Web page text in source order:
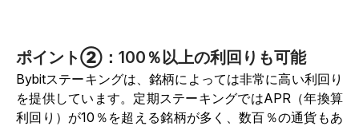
ポイント②：100％以上の利回りも可能
Bybitステーキングは、銘柄によっては非常に高い利回り
を提供しています。定期ステーキングではAPR（年換算
利回り）が10％を超える銘柄が多く、数百％の通貨もあ